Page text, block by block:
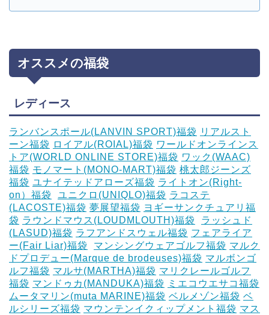
オススメの福袋
レディース
ランバンスポール(LANVIN SPORT)福袋 リアルスト
ーン福袋 ロイアル(ROIAL)福袋 ワールドオンラインス
トア(WORLD ONLINE STORE)福袋 ワック(WAAC)
福袋 モノマート(MONO-MART)福袋 桃太郎ジーンズ
福袋 ユナイテッドアローズ福袋 ライトオン(Right-
on）福袋
ユニクロ(UNIQLO)福袋 ラコステ
(LACOSTE)福袋 夢展望福袋 ヨギーサンクチュアリ福
袋 ラウンドマウス(LOUDMLOUTH)福袋
ラッシュド
(LASUD)福袋 ラフアンドスウェル福袋 フェアライア
ー(Fair Liar)福袋
マンシングウェアゴルフ福袋 マルク
ドプロデュー(Marque de brodeuses)福袋 マルボンゴ
ルフ福袋 マルサ(MARTHA)福袋 マリクレールゴルフ
福袋 マンドゥカ(MANDUKA)福袋
ミエコウエサコ福袋
ムータマリン(muta MARINE)福袋 ベルメゾン福袋 ベ
ルシリーズ福袋 マウンテンイクィップメント福袋 マス